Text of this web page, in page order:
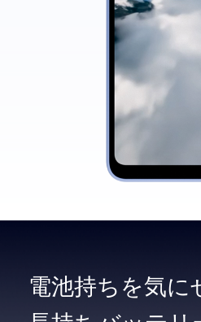
電池持ちを気に